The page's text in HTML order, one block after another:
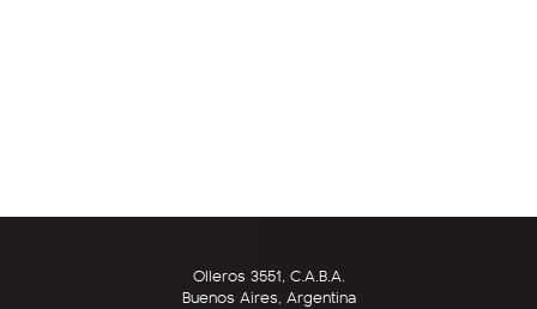
Olleros 3551, C.A.B.A.
Buenos Aires, Argentina